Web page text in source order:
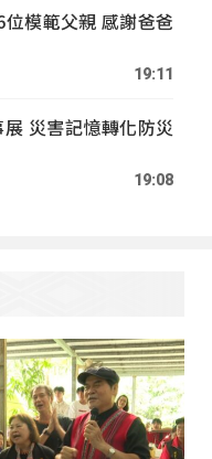
模範父親 感謝爸爸
19:11
災害記憶轉化防災
19:08